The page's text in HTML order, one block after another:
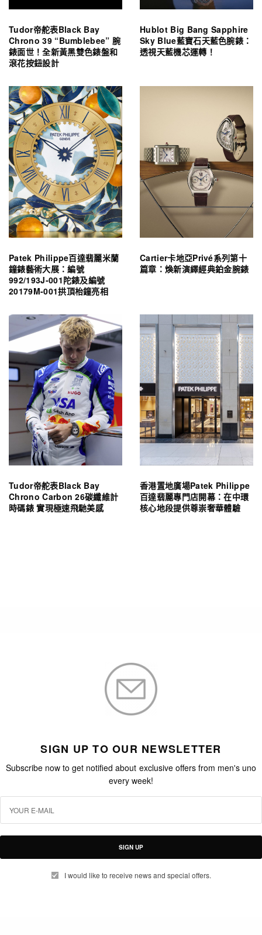
Tudor帝舵表Black Bay
Chrono 39 “Bumblebee” 腕
錶面世！全新黃黑雙色錶盤和
滾花按鈕設計
Hublot Big Bang Sapphire
Sky Blue藍寶石天藍色腕錶：
透視天藍機芯運轉！
Patek Philippe百達翡麗米蘭
鐘錶藝術大展：編號
992/193J-001陀錶及編號
20179M-001拱頂枱鐘亮相
Cartier卡地亞Privé系列第十
篇章：煥新演繹經典鉑金腕錶
Tudor帝舵表Black Bay
Chrono Carbon 26碳纖維計
時碼錶 實現極速飛馳美感
香港置地廣場Patek Philippe
百達翡麗專門店開幕：在中環
核心地段提供尊崇奢華體驗
SIGN UP TO OUR NEWSLETTER
Subscribe now to get notified about exclusive offers from men's uno
every week!
SIGN UP
I would like to receive news and special offers.